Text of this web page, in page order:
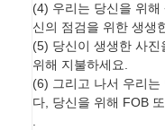
(4) 우리는 당신을 위
신의 점검을 위한 생생
(5) 당신이 생생한 사
위해 지불하세요.
(6) 그리고 나서 우리는
다, 당신을 위해 FOB
.